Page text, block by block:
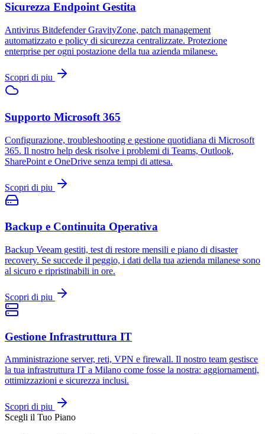
Sicurezza Endpoint Gestita
Antivirus Bitdefender GravityZone, patch management
automatizzato e policy di sicurezza centralizzate. Protezione
enterprise per ogni postazione della tua azienda milanese.
Scopri di piu
Supporto Microsoft 365
Configurazione, troubleshooting e gestione quotidiana di Microsoft
365. Il nostro help desk risolve i problemi di Teams, Outlook,
SharePoint e OneDrive senza tempi di attesa.
Scopri di piu
Backup e Continuita Operativa
Backup Veeam gestiti, test di restore mensili e piano di disaster
recovery. Se succede il peggio, i dati della tua azienda milanese sono
al sicuro e ripristinabili in ore.
Scopri di piu
Gestione Infrastruttura IT
Amministrazione server, reti, VPN e firewall. Il nostro team gestisce
la tua infrastruttura IT a Milano come fosse la nostra: aggiornamenti,
ottimizzazioni e sicurezza inclusi.
Scopri di piu
Scegli il Tuo Piano